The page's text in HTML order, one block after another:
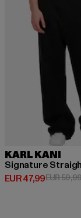
KARL KANI
Signature
EUR 47,99
Huidige prijs: EUR
EUR 59,99